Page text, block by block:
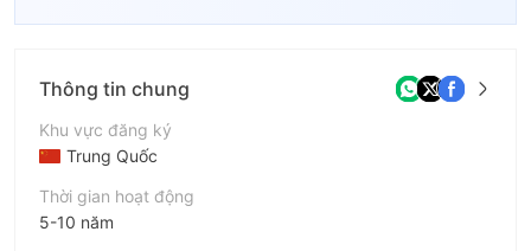
Thông tin chung
Khu vực đăng ký
Trung Quốc
Thời gian hoạt động
5-10 năm